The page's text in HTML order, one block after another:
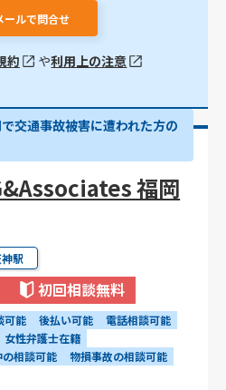
ールで問合せ
約 や利用上の注意
交通事故被害に遭われた方の
福岡
駅
初回相談無料
可能 後払い可能
電話相談可能
女性弁護士在籍
相談可能
物損事故の相談可能